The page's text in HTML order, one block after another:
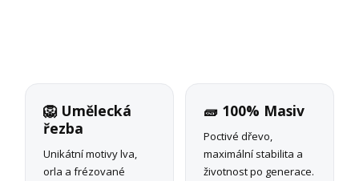
🦁 Umělecká
řezba
Unikátní motivy lva,
orla a frézované
🧱 100% Masiv
Poctivé dřevo,
maximální stabilita a
životnost po generace.